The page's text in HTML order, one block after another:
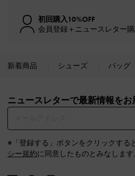
初回購入10%OFF
会員登録＋ニュースレター
新着商品 シューズ バッグ
ニュースレターで最新情報をお
※「登録する」ボタンをクリックすると
シー規約に同意したものとみなします